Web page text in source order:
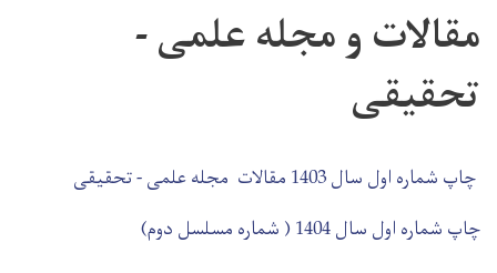
مقالات و مجله علمی -
تحقیقی
چاپ شماره اول سال 1403 مقالات مجله علمی - تحقیقی
چاپ شماره اول سال 1404 ( شماره مسلسل دوم)